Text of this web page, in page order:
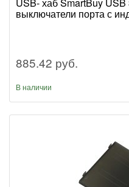
выключатели порта с
885.42 руб.
В наличии